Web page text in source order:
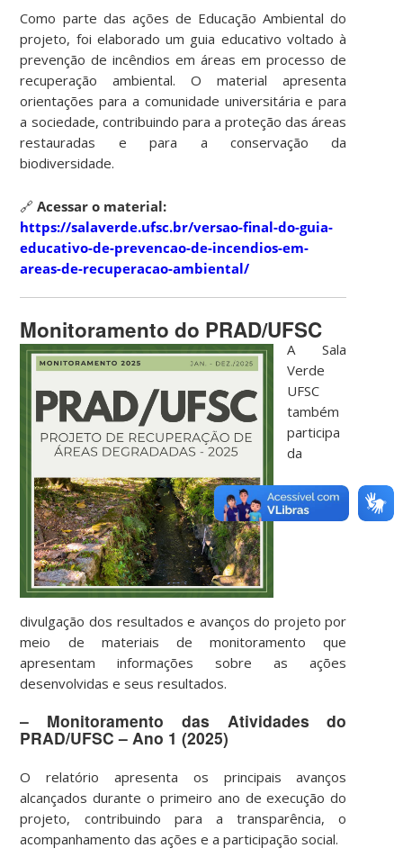
Como parte das ações de Educação Ambiental do
projeto, foi elaborado um guia educativo voltado à
prevenção de incêndios em áreas em processo de
recuperação ambiental. O material apresenta
orientações para a comunidade universitária e para
a sociedade, contribuindo para a proteção das áreas
restauradas e para a conservação da
biodiversidade.
🔗Acessar o material:
https://salaverde.ufsc.br/versao-final-do-guia-
educativo-de-prevencao-de-incendios-em-
areas-de-recuperacao-ambiental/
Monitoramento do PRAD/UFSC
A Sala
Verde
UFSC
também
participa
da
divulgação dos resultados e avanços do projeto por
meio de materiais de monitoramento que
apresentam informações sobre as ações
desenvolvidas e seus resultados.
– Monitoramento das Atividades do
PRAD/UFSC – Ano 1 (2025)
O relatório apresenta os principais avanços
alcançados durante o primeiro ano de execução do
projeto, contribuindo para a transparência, o
acompanhamento das ações e a participação social.